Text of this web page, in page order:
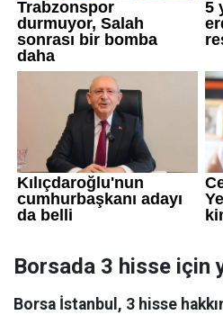
Borsada 3 hisse için
Borsa İstanbul, 3 hisse